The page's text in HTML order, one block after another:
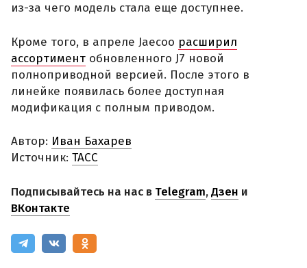
из-за чего модель стала еще доступнее.
Кроме того, в апреле Jaecoo расширил
ассортимент обновленного J7 новой
полноприводной версией. После этого в
линейке появилась более доступная
модификация с полным приводом.
Автор: Иван Бахарев
Источник: ТАСС
Подписывайтесь на нас в Telegram,Дзен и
ВКонтакте